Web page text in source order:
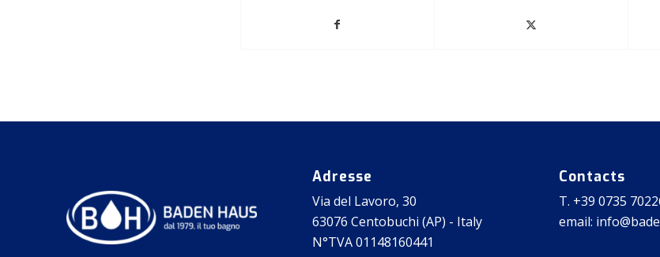
Adresse
Via del Lavoro, 30
63076 Centobuchi (AP) - Italy
N°TVA 01148160441
Contacts
T. +39 0735
email: